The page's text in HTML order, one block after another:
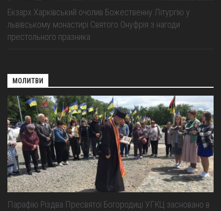
Екзарх Харківський очолив Божественну Літургію у
львівському монастирі Святого Онуфрія з нагоди
престольного празника
МОЛИТВИ
Парафію Різдва Пресвятої Богородиці УГКЦ засновано в